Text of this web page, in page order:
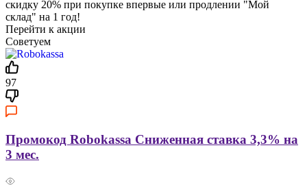
скидку 20% при покупке впервые или продлении "Мой
склад" на 1 год!
Перейти к акции
Советуем
97
Промокод Robokassa Сниженная ставка 3,3% на
3 мес.